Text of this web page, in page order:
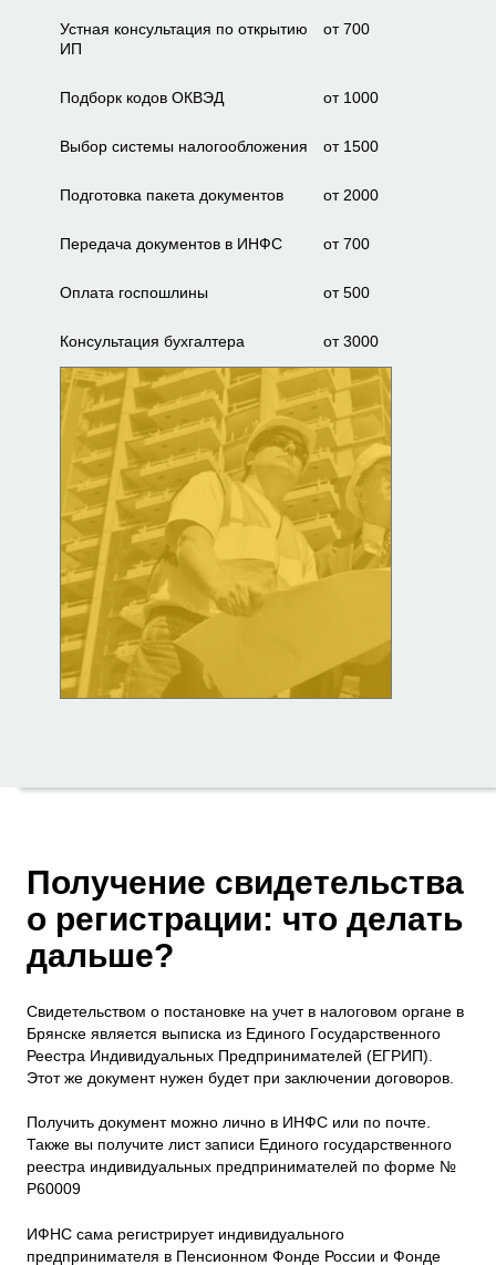
Устная консультация по открытию
ИП
от 700
Подборк кодов ОКВЭД от 1000
Выбор системы налогообложения от 1500
Подготовка пакета документов от 2000
Передача документов в ИНФС от 700
Оплата госпошлины от 500
Консультация бухгалтера от 3000
Получение свидетельства
о регистрации: что делать
дальше?
Свидетельством о постановке на учет в налоговом органе в
Брянске является выписка из Единого Государственного
Реестра Индивидуальных Предпринимателей (ЕГРИП).
Этот же документ нужен будет при заключении договоров.
Получить документ можно лично в ИНФС или по почте.
Также вы получите лист записи Единого государственного
реестра индивидуальных предпринимателей по форме №
Р60009
ИФНС сама регистрирует индивидуального
предпринимателя в Пенсионном Фонде России и Фонде